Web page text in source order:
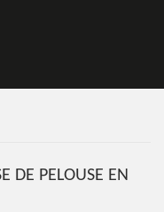
DE PELOUSE EN